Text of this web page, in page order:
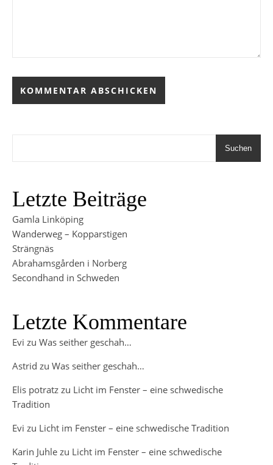
Suchen
Letzte Beiträge
Gamla Linköping
Wanderweg – Kopparstigen
Strängnäs
Abrahamsgården i Norberg
Secondhand in Schweden
Letzte Kommentare
Evi zu Was seither geschah…
Astrid zu Was seither geschah…
Elis potratz zu Licht im Fenster – eine schwedische
Tradition
Evi zu Licht im Fenster – eine schwedische Tradition
Karin Juhle zu Licht im Fenster – eine schwedische